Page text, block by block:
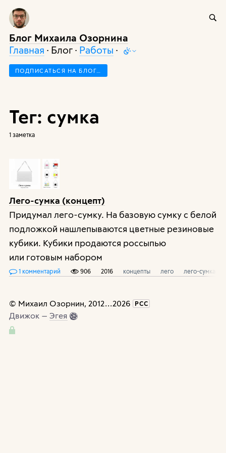
Блог Михаила Озорнина
Главная · Блог · Работы ·
ПОДПИСАТЬСЯ НА БЛОГ…
Тег: сумка
1 заметка
Лего-сумка (концепт)
Придумал лего-сумку. На базовую сумку с белой
подложкой нашлепываются цветные резиновые
кубики. Кубики продаются россыпью
или готовым набором
1 комментарий 906 2016 концепты лего лего-сумка
© Михаил Озорнин, 2012...2026 РСС
Движок — Эгея